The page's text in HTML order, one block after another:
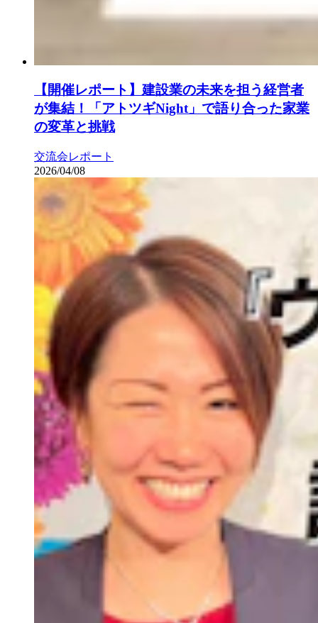
【開催レポート】建設業の未来を担う経営者
が集結！「アトツギNight」で語り合った家業
の変革と挑戦
交流会レポート
2026/04/08